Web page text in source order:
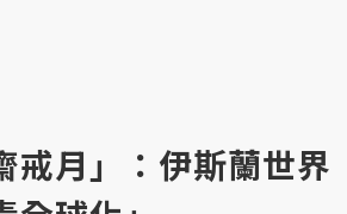
戒月」：伊斯蘭世界